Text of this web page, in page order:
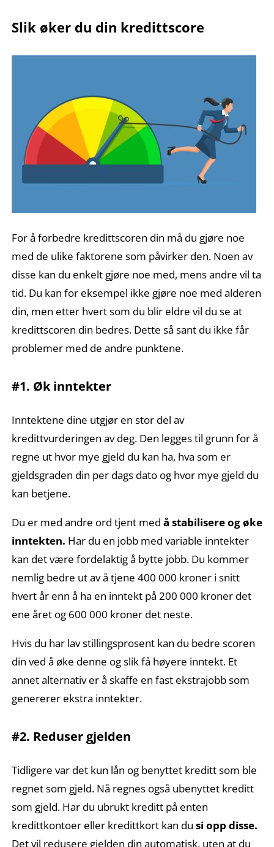
Slik øker du din kredittscore
For å forbedre kredittscoren din må du gjøre noe
med de ulike faktorene som påvirker den. Noen av
disse kan du enkelt gjøre noe med, mens andre vil ta
tid. Du kan for eksempel ikke gjøre noe med alderen
din, men etter hvert som du blir eldre vil du se at
kredittscoren din bedres. Dette så sant du ikke får
problemer med de andre punktene.
#1. Øk inntekter
Inntektene dine utgjør en stor del av
kredittvurderingen av deg. Den legges til grunn for å
regne ut hvor mye gjeld du kan ha, hva som er
gjeldsgraden din per dags dato og hvor mye gjeld du
kan betjene.
Du er med andre ord tjent med å stabilisere og øke
inntekten. Har du en jobb med variable inntekter
kan det være fordelaktig å bytte jobb. Du kommer
nemlig bedre ut av å tjene 400 000 kroner i snitt
hvert år enn å ha en inntekt på 200 000 kroner det
ene året og 600 000 kroner det neste.
Hvis du har lav stillingsprosent kan du bedre scoren
din ved å øke denne og slik få høyere inntekt. Et
annet alternativ er å skaffe en fast ekstrajobb som
genererer ekstra inntekter.
#2. Reduser gjelden
Tidligere var det kun lån og benyttet kreditt som ble
regnet som gjeld. Nå regnes også ubenyttet kreditt
som gjeld. Har du ubrukt kreditt på enten
kredittkontoer eller kredittkort kan du si opp disse.
Det vil redusere gjelden din automatisk, uten at du